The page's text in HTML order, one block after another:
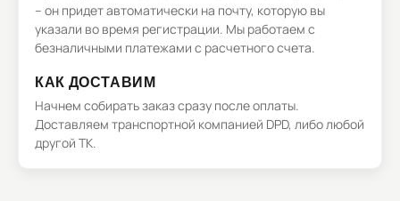
– он придет автоматически на почту, которую вы
указали во время регистрации. Мы работаем с
безналичными платежами с расчетного счета.
КАК ДОСТАВИМ
Начнем собирать заказ сразу после оплаты.
Доставляем транспортной компанией DPD, либо любой
другой ТК.